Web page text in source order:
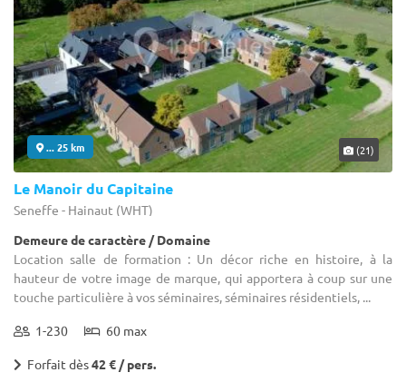
... 25 km (21)
Le Manoir du Capitaine
Seneffe - Hainaut (WHT)
Demeure de caractère / Domaine
Location salle de formation : Un décor riche en histoire, à la
hauteur de votre image de marque, qui apportera à coup sur une
touche particulière à vos séminaires, séminaires résidentiels, ...
1-230 60 max
Forfait dès42 € / pers.